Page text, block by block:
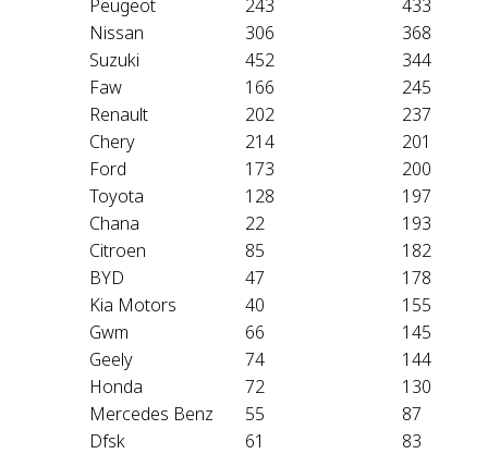
Peugeot 243
433
Nissan
306
368
Suzuki
452
344
Faw
166
245
Renault
202
237
Chery
214
201
Ford
173
200
Toyota
128
197
Chana
22
193
Citroen
85
182
BYD
47
178
Kia Motors
40
155
Gwm
66
145
Geely
74
144
Honda
72
130
Mercedes Benz
55
87
Dfsk
61
83